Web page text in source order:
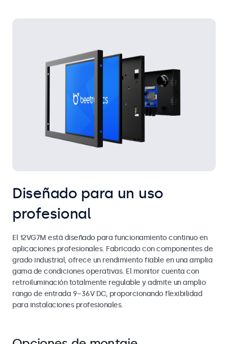
Diseñado para un uso
profesional
El 12VG7M está diseñado para funcionamiento continuo en
aplicaciones profesionales. Fabricado con componentes de
grado industrial, ofrece un rendimiento fiable en una amplia
gama de condiciones operativas. El monitor cuenta con
retroiluminación totalmente regulable y admite un amplio
rango de entrada 9–36V DC, proporcionando flexibilidad
para instalaciones profesionales.